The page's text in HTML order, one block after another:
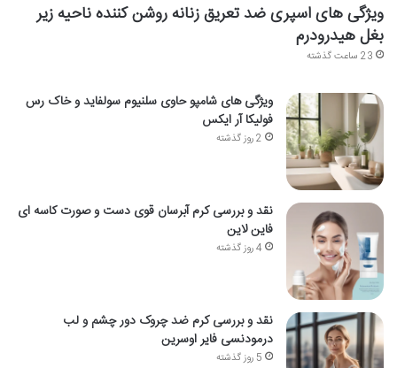
ویژگی های اسپری ضد تعریق زنانه روشن کننده ناحیه زیر
بغل هیدرودرم
23 ساعت گذشته
ویژگی های شامپو حاوی سلنیوم سولفاید و خاک رس
فولیکا آر ایکس
2 روز گذشته
نقد و بررسی کرم آبرسان قوی دست و صورت کاسه ای
فاین لاین
4 روز گذشته
نقد و بررسی کرم ضد چروک دور چشم و لب
درمودنسی فایر اوسرین
5 روز گذشته